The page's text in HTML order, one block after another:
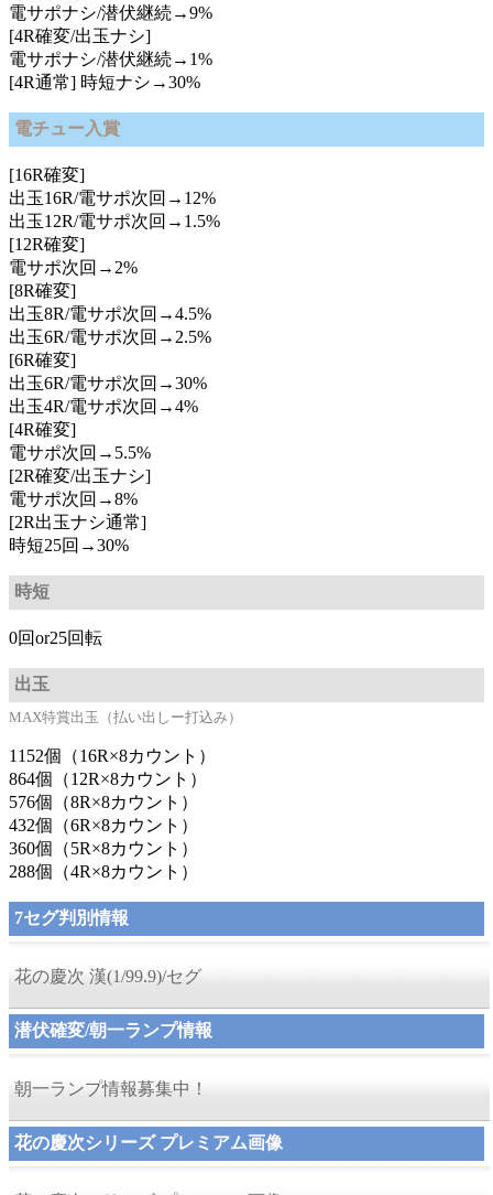
電サポナシ/潜伏継続→9%
[4R確変/出玉ナシ]
電サポナシ/潜伏継続→1%
[4R通常] 時短ナシ→30%
電チュー入賞
[16R確変]
出玉16R/電サポ次回→12%
出玉12R/電サポ次回→1.5%
[12R確変]
電サポ次回→2%
[8R確変]
出玉8R/電サポ次回→4.5%
出玉6R/電サポ次回→2.5%
[6R確変]
出玉6R/電サポ次回→30%
出玉4R/電サポ次回→4%
[4R確変]
電サポ次回→5.5%
[2R確変/出玉ナシ]
電サポ次回→8%
[2R出玉ナシ通常]
時短25回→30%
時短
0回or25回転
出玉
MAX特賞出玉（払い出しー打込み）
1152個（16R×8カウント）
864個（12R×8カウント）
576個（8R×8カウント）
432個（6R×8カウント）
360個（5R×8カウント）
288個（4R×8カウント）
7セグ判別情報
花の慶次 漢(1/99.9)/セグ
潜伏確変/朝一ランプ情報
朝一ランプ情報募集中！
花の慶次シリーズ プレミアム画像